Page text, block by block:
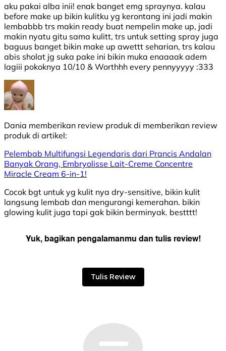
aku pakai alba inii! enak banget emg spraynya. kalau
before make up bikin kulitku yg kerontang ini jadi makin
lembabbb trs makin ready buat nempelin make up, jadi
makin nyatu gitu sama kulitt, trs untuk setting spray juga
baguus banget bikin make up awettt seharian, trs kalau
abis sholat jg suka pake ini bikin muka enaaaak adem
lagiii pokoknya 10/10 & Worthhh every pennyyyyy :333
Dania memberikan review produk di memberikan review
produk di artikel:
Pelembab Multifungsi Legendaris dari Prancis Andalan
Banyak Orang, Embryolisse Lait-Creme Concentre
Miracle Cream 6-in-1!
Cocok bgt untuk yg kulit nya dry-sensitive, bikin kulit
langsung lembab dan mengurangi kemerahan. bikin
glowing kulit juga tapi gak bikin berminyak. bestttt!